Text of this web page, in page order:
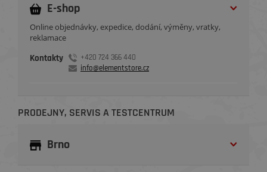
E-shop
Online objednávky, expedice, dodání, výměny, vratky,
reklamace
Kontakty
+420 724 366 440
info@elementstore.cz
PRODEJNY, SERVIS A TESTCENTRUM
Brno